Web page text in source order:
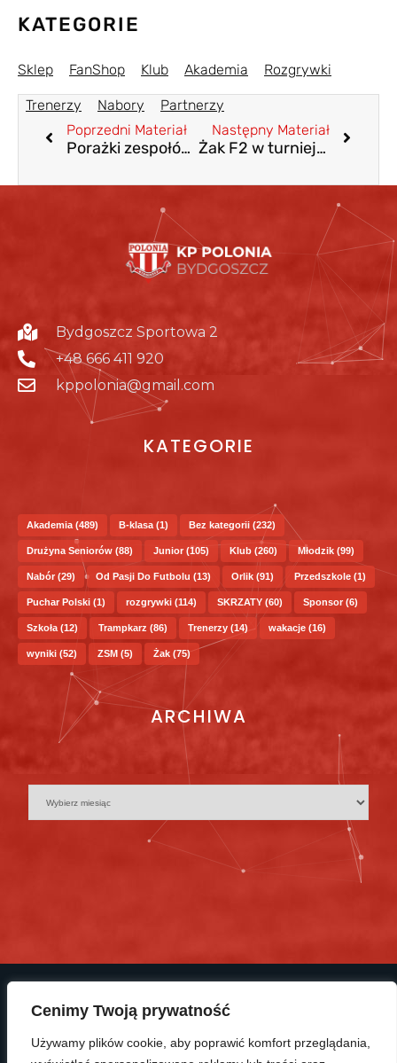
Cenimy Twoją prywatność
Używamy plików cookie, aby poprawić komfort przeglądania,
KATEGORIE
Sklep FanShop Klub Akademia Rozgrywki
Trenerzy Nabory
Partnerzy
Poprzedni Materiał
Porażki zespołów Juniora Młodszego B1 w ligach
Następny Materiał
Żak F2 w turnieju OPDF
Bydgoszcz Sportowa 2
+48 666 411 920
kppolonia@gmail.com
KATEGORIE
Akademia (489) B-klasa (1) Bez kategorii (232)
Drużyna Seniorów (88) Junior(105) Klub (260) Młodzik (99)
Nabór (29) Od Pasji Do Futbolu (13) Orlik (91) Przedszkole (1)
Puchar Polski (1) rozgrywki (114) SKRZATY (60) Sponsor (6)
Szkoła (12) Trampkarz (86) Trenerzy (14) wakacje (16)
wyniki (52) ZSM (5) Żak (75)
ARCHIWA